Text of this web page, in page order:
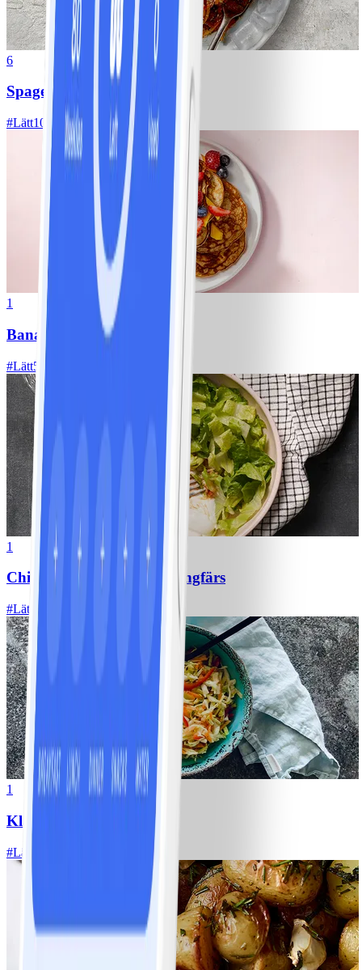
6
Spagetti med köttfärssås
#Lätt10 MIN
1
Bananpannkakor
#Lätt5 MIN
1
Chili con carne med kycklingfärs
#Lätt
1
Klassisk vitkålssallad
#Lätt